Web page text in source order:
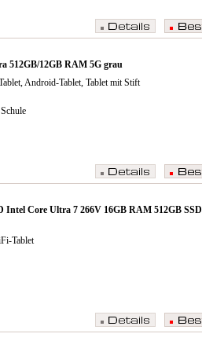
512GB/12GB RAM 5G grau
Android-Tablet, Tablet mit Stift
Intel Core Ultra 7 266V 16GB RAM 512GB SSD
Tablet